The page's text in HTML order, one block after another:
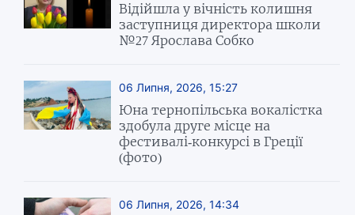
Відійшла у вічність колишня
заступниця директора школи
№27 Ярослава Собко
06 Липня, 2026, 15:27
Юна тернопільська вокалістка
здобула друге місце на
фестивалі-конкурсі в Греції
(фото)
06 Липня, 2026, 14:34